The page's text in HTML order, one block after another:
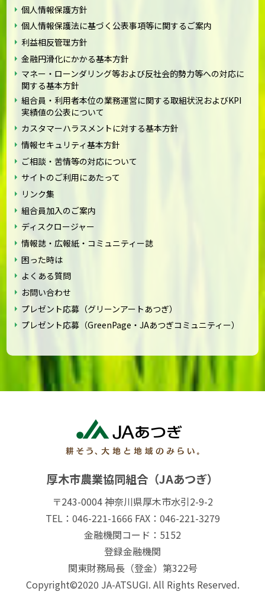
個人情報保護方針
個人情報保護法に基づく公表事項等に関するご案内
利益相反管理方針
金融円滑化にかかる基本方針
マネー・ローンダリング等および反社会的勢力等への対応に
関する基本方針
組合員・利用者本位の業務運営に関する取組状況およびKPI
実績値の公表について
カスタマーハラスメントに対する基本方針
情報セキュリティ基本方針
ご相談・苦情等の対応について
サイトのご利用にあたって
リンク集
組合員加入のご案内
ディスクロージャー
情報誌・広報紙・コミュニティー誌
困った時は
よくある質問
お問い合わせ
プレゼント応募（グリーンアートあつぎ）
プレゼント応募（GreenPage・JAあつぎコミュニティー）
厚木市農業協同組合（JAあつぎ）
〒243-0004 神奈川県厚木市水引2-9-2
TEL：046-221-1666 FAX：046-221-3279
金融機関コード：5152
登録金融機関
関東財務局長（登金）第322号
Copyright©2020 JA-ATSUGI. All Rights Reserved.